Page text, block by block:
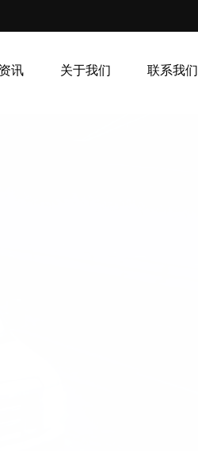
讯 关于我们 联系我们